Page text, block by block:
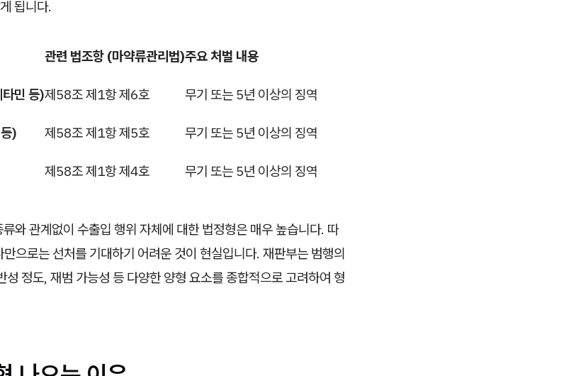
됩니다.
관련 법조항 (마약류관리법)주요 처벌 내용
민 등)제58조 제1항 제6호 무기 또는 5년 이상의 징역
) 제58조 제1항 제5호 무기 또는 5년 이상의 징역
제58조 제1항 제4호 무기 또는 5년 이상의 징역
와 관계없이 수출입 행위 자체에 대한 법정형은 매우 높습니다. 따
으로는 선처를 기대하기 어려운 것이 현실입니다. 재판부는 범행의
성 정도, 재범 가능성 등 다양한 양형 요소를 종합적으로 고려하여 형